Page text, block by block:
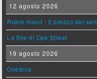
12 agosto 2026
Robin Hood - Il prezzo del
La fine di Oak Street
19 agosto 2026
Oceania